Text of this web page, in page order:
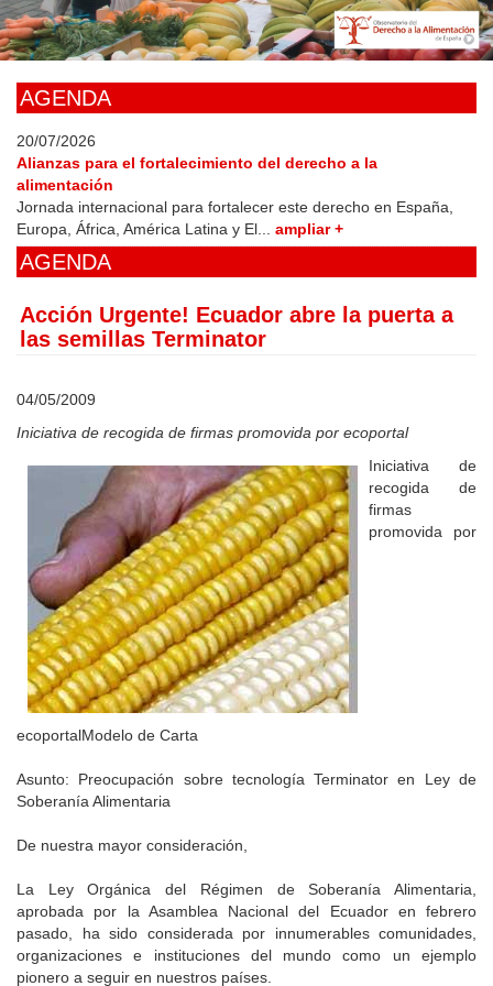
Skip
to
main
AGENDA
20/07/2026
Alianzas para el fortalecimiento del derecho a la
alimentación
Jornada internacional para fortalecer este derecho en España,
Europa, África, América Latina y El... ampliar +
AGENDA
Acción Urgente! Ecuador abre la puerta a
las semillas Terminator
04/05/2009
Iniciativa de recogida de firmas promovida por ecoportal
Iniciativa de
recogida de
firmas
promovida por
ecoportalModelo de Carta
Asunto: Preocupación sobre tecnología Terminator en Ley de
Soberanía Alimentaria
De nuestra mayor consideración,
La Ley Orgánica del Régimen de Soberanía Alimentaria,
aprobada por la Asamblea Nacional del Ecuador en febrero
pasado, ha sido considerada por innumerables comunidades,
organizaciones e instituciones del mundo como un ejemplo
pionero a seguir en nuestros países.